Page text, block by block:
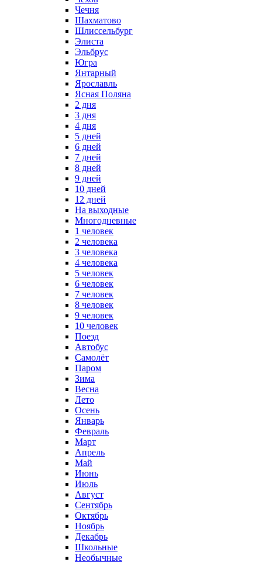
Чечня
Шахматово
Шлиссельбург
Элиста
Эльбрус
Югра
Янтарный
Ярославль
Ясная Поляна
2 дня
3 дня
4 дня
5 дней
6 дней
7 дней
8 дней
9 дней
10 дней
12 дней
На выходные
Многодневные
1 человек
2 человека
3 человека
4 человека
5 человек
6 человек
7 человек
8 человек
9 человек
10 человек
Поезд
Автобус
Самолёт
Паром
Зима
Весна
Лето
Осень
Январь
Февраль
Март
Апрель
Май
Июнь
Июль
Август
Сентябрь
Октябрь
Ноябрь
Декабрь
Школьные
Необычные